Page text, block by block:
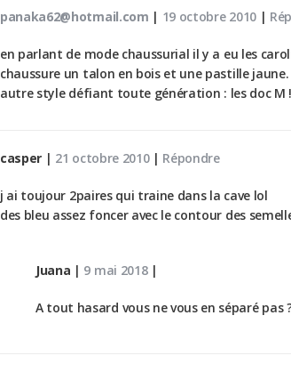
panaka62@hotmail.com | 19 octobre 2010|
en parlant de mode chaussurial il y a eu les
chaussure un talon en bois et une pastille jaune.
autre style défiant toute génération : les doc M !
casper | 21 octobre 2010| Répondre
j ai toujour 2paires qui traine dans la cave lol
des bleu assez foncer avec le contour des
Juana | 9 mai 2018|
A tout hasard vous ne vous en séparé pas